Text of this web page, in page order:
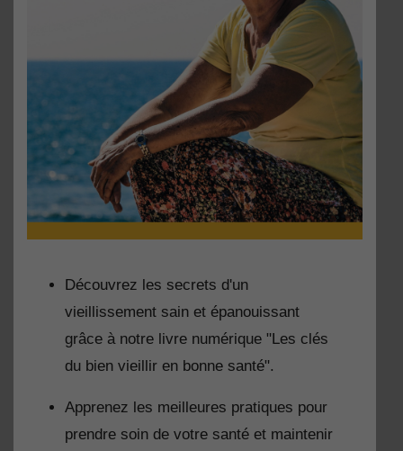
Découvrez les secrets d'un
vieillissement sain et épanouissant
grâce à notre livre numérique "Les clés
du bien vieillir en bonne santé".
Apprenez les meilleures pratiques pour
prendre soin de votre santé et maintenir